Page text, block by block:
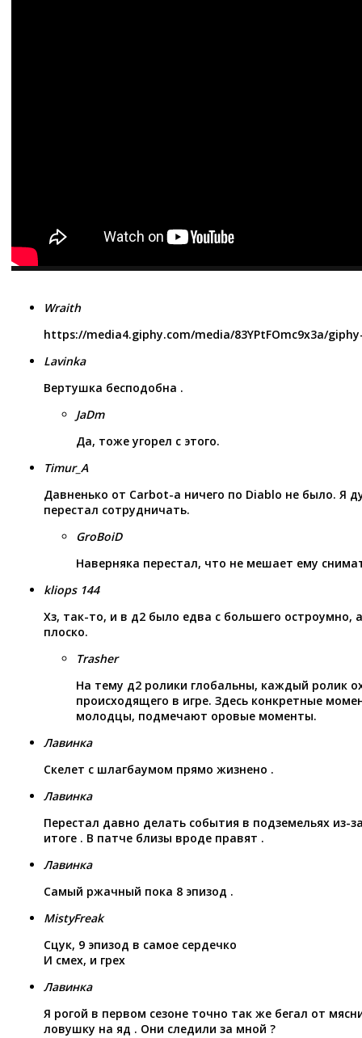
Wraith
https://media4.giphy.com/media/83YPtFOmc9x3a/
Lavinka
Вертушка бесподобна .
JaDm
Да, тоже угорел с этого.
Timur_A
Давненько от Carbot-а ничего по Diablo не было. Я
перестал сотрудничать.
GroBoiD
Наверняка перестал, что не мешает ему
kliops 144
Хз, так-то, и в д2 было едва с большего остроумно,
плоско.
Trasher
На тему д2 ролики глобальны, каждый ролик
происходящего в игре. Здесь конкретные
молодцы, подмечают оровые моменты.
Лавинка
Скелет с шлагбаумом прямо жизнено .
Лавинка
Перестал давно делать события в подземельях из-
итоге . В патче близы вроде правят .
Лавинка
Самый ржачный пока 8 эпизод .
MistyFreak
Сцук, 9 эпизод в самое сердечко
И смех, и грех
Лавинка
Я рогой в первом сезоне точно так же бегал от
ловушку на яд . Они следили за мной ?